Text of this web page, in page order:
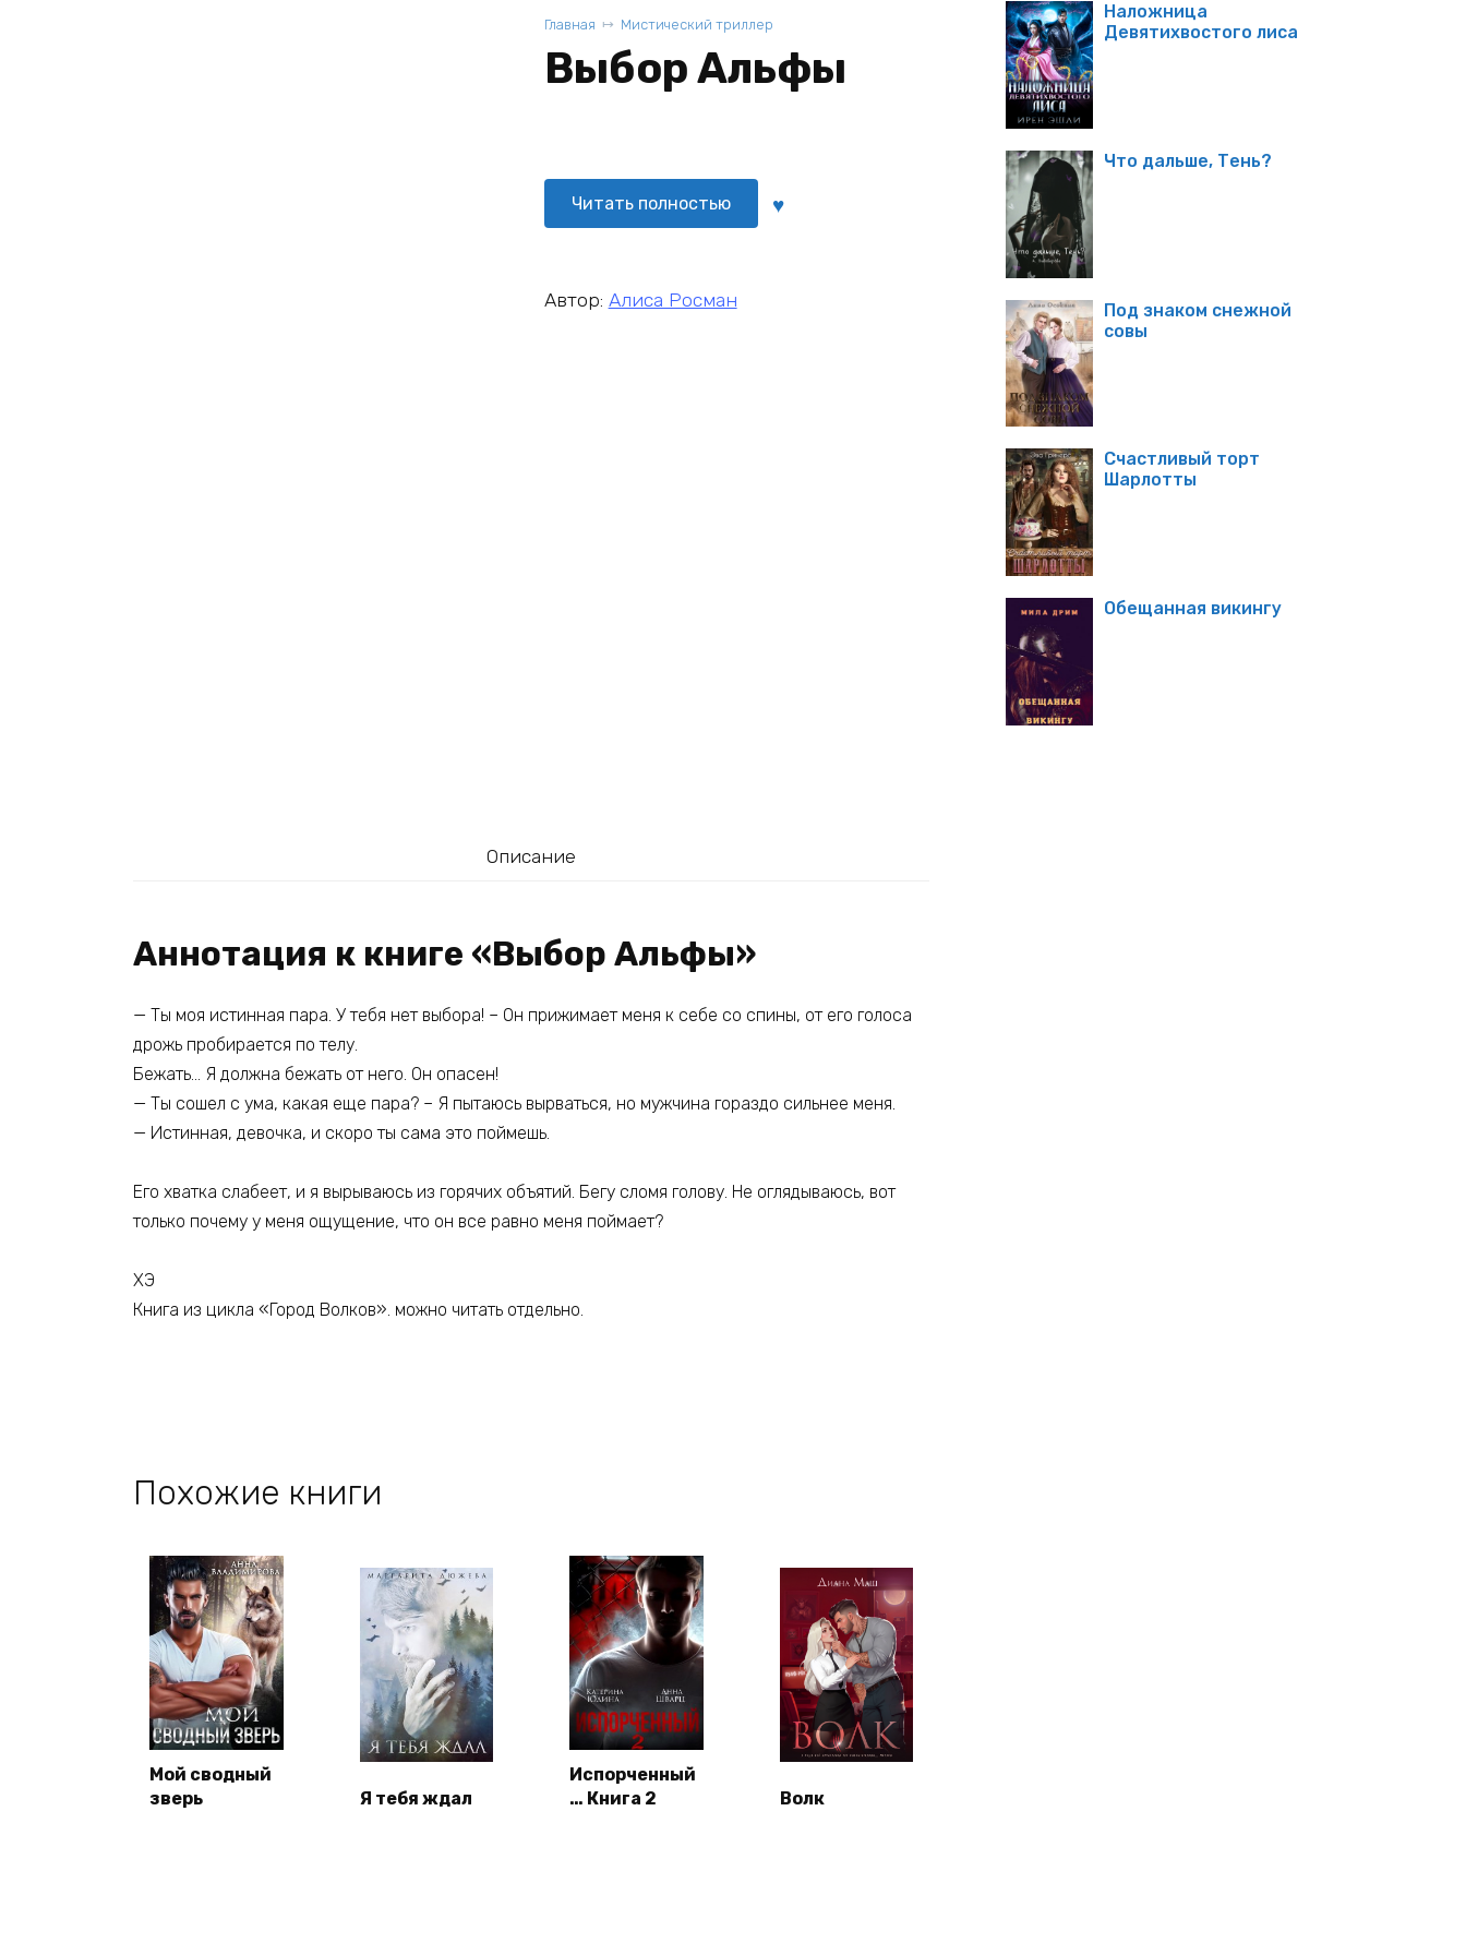
Главная Мистический триллер
Выбор Альфы
Читать полностью
Автор: Алиса Росман
Описание
Аннотация к книге «Выбор Альфы»
— Ты моя истинная пара. У тебя нет выбора! – Он прижимает меня к себе со спины, от его голоса
дрожь пробирается по телу.
Бежать… Я должна бежать от него. Он опасен!
— Ты сошел с ума, какая еще пара? – Я пытаюсь вырваться, но мужчина гораздо сильнее меня.
— Истинная, девочка, и скоро ты сама это поймешь.
Его хватка слабеет, и я вырываюсь из горячих объятий. Бегу сломя голову. Не оглядываюсь, вот
только почему у меня ощущение, что он все равно меня поймает?
ХЭ
Книга из цикла «Город Волков». можно читать отдельно.
Похожие книги
Мой сводный
зверь
Я тебя ждал
Испорченный
… Книга 2
Волк
Наложница
Девятихвостого лиса
Что дальше, Тень?
Под знаком снежной
совы
Счастливый торт
Шарлотты
Обещанная викингу